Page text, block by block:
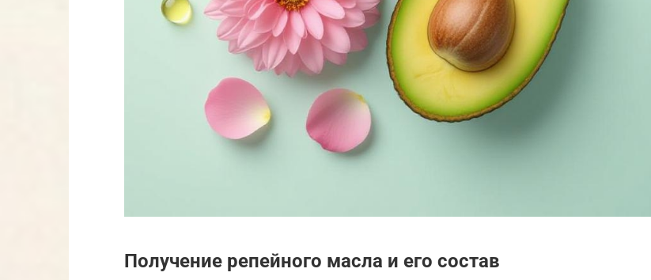
Получение репейного масла и его состав